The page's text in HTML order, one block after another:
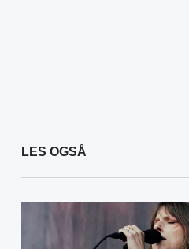
LES OGSÅ